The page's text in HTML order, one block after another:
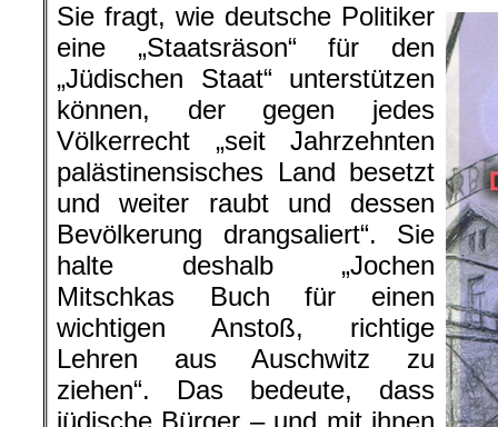
Sie fragt, wie deutsche Politiker
eine „Staatsräson“ für den
„Jüdischen Staat“ unterstützen
können, der gegen jedes
Völkerrecht „seit Jahrzehnten
palästinensisches Land besetzt
und weiter raubt und dessen
Bevölkerung drangsaliert“. Sie
halte deshalb „Jochen
Mitschkas Buch für einen
wichtigen Anstoß, richtige
Lehren aus Auschwitz zu
ziehen“. Das bedeute, dass
jüdische Bürger – und mit ihnen